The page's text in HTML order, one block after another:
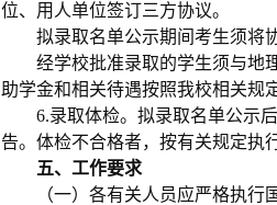
位、用人单位签订三方协议。
拟录取名单公示期间考生须将
经学校批准录取的学生须与地
助学金和相关待遇按照我校相关规
6.录取体检。拟录取名单公示
告。体检不合格者，按有关规定执行
五、工作要求
（一）各有关人员应严格执